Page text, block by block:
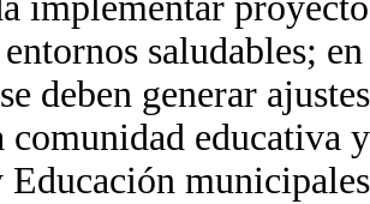
saludables;
deben generar
comunidad educativa
Educación